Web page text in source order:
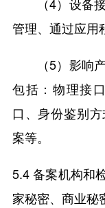
管理、通过应用
（5）影响
包括：物理接
口、身份鉴别
案等。
5.4 备案机构和
家秘密、商业秘